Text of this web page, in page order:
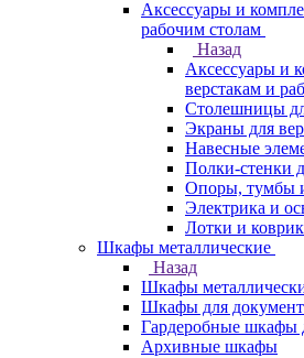
Аксессуары и
рабочим столам
Назад
Аксессуары и
верстакам и
Столешницы
Экраны для
Навесные
Полки-стенки
Опоры, тумбы
Электрика и
Лотки и
Шкафы металлические
Назад
Шкафы
Шкафы для
Гардеробные шкафы
Архивные шкафы